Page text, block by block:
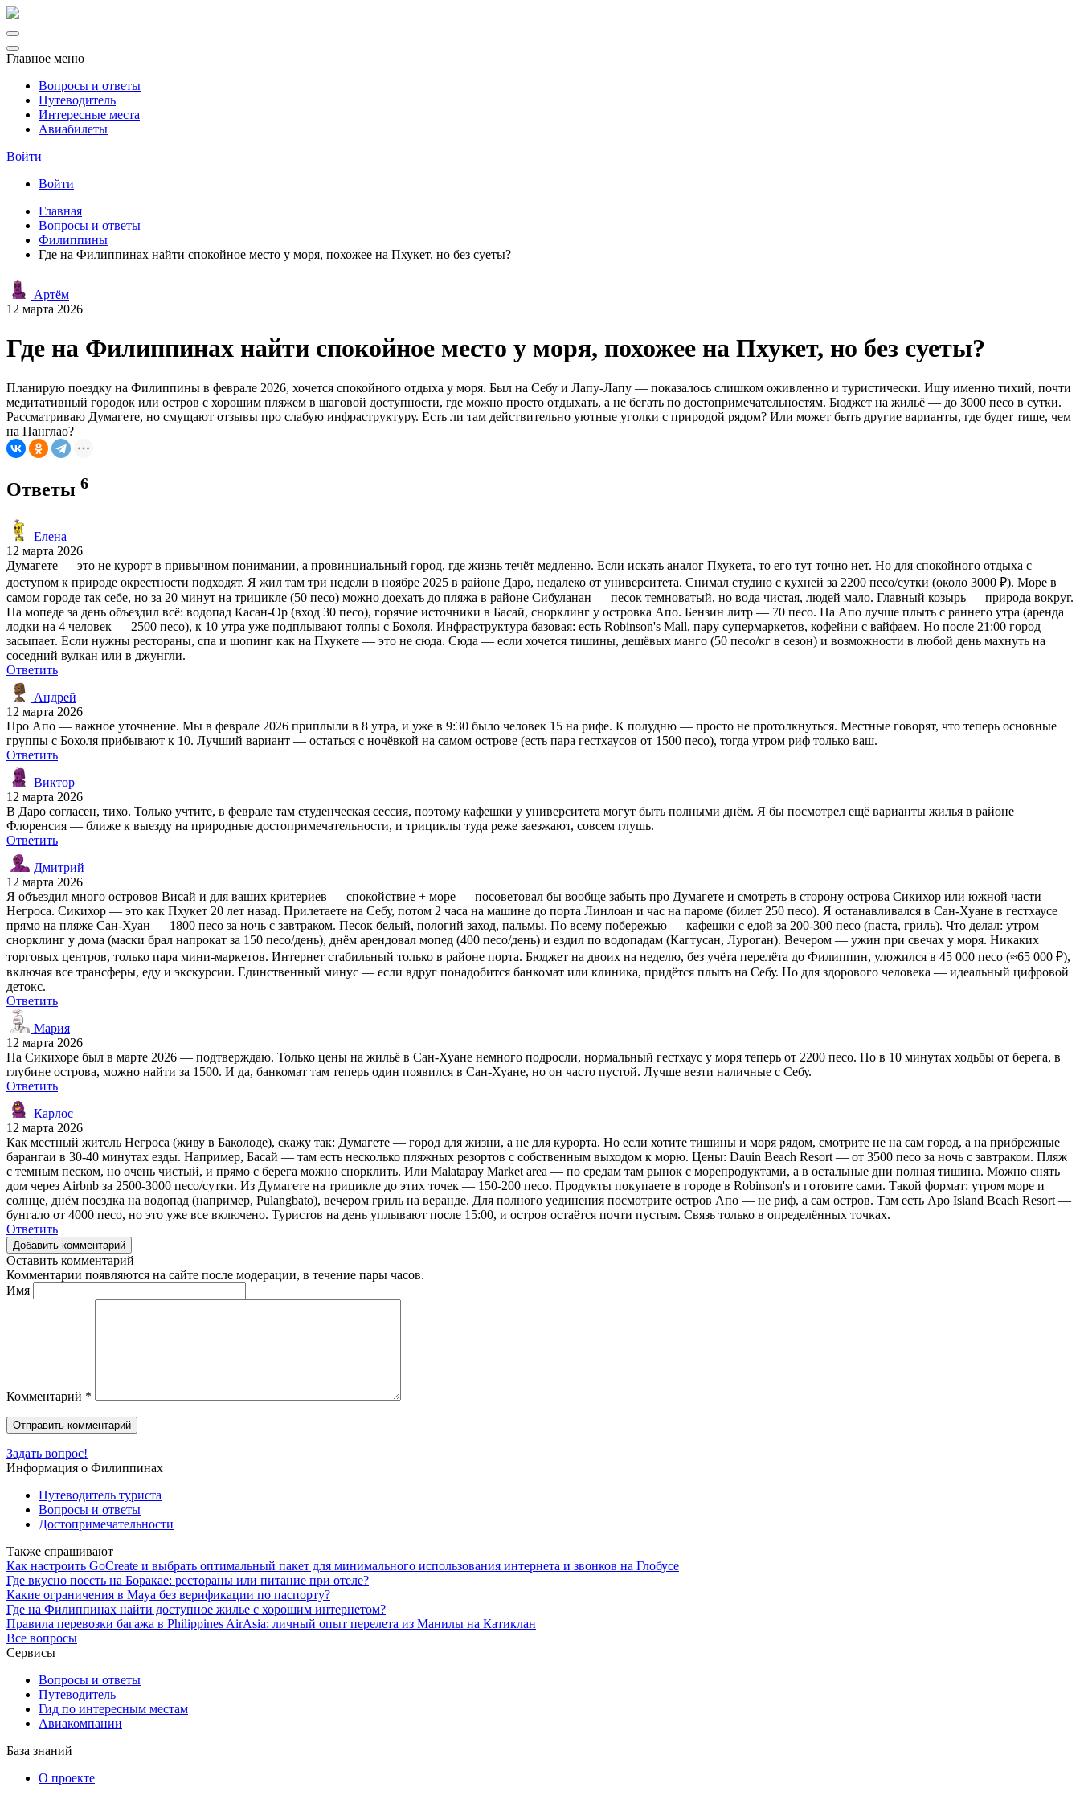
Главное меню
Вопросы и ответы
Путеводитель
Интересные места
Авиабилеты
Войти
Войти
Главная
Вопросы и ответы
Филиппины
Где на Филиппинах найти спокойное место у моря, похожее на Пхукет, но без суеты?
Артём
12 марта 2026
Где на Филиппинах найти спокойное место у моря, похожее на Пхукет, но без суеты?
Планирую поездку на Филиппины в феврале 2026, хочется спокойного отдыха у моря. Был на Себу и Лапу-Лапу — показалось слишком оживленно и туристически. Ищу именно тихий, почти
медитативный городок или остров с хорошим пляжем в шаговой доступности, где можно просто отдыхать, а не бегать по достопримечательностям. Бюджет на жильё — до 3000 песо в сутки.
Рассматриваю Думагете, но смущают отзывы про слабую инфраструктуру. Есть ли там действительно уютные уголки с природой рядом? Или может быть другие варианты, где будет тише, чем
на Панглао?
Ответы 6
Елена
12 марта 2026
Думагете — это не курорт в привычном понимании, а провинциальный город, где жизнь течёт медленно. Если искать аналог Пхукета, то его тут точно нет. Но для спокойного отдыха с
доступом к природе окрестности подходят. Я жил там три недели в ноябре 2025 в районе Даро, недалеко от университета. Снимал студию с кухней за 2200 песо/сутки (около 3000 ₽). Море в
самом городе так себе, но за 20 минут на трицикле (50 песо) можно доехать до пляжа в районе Сибуланан — песок темноватый, но вода чистая, людей мало. Главный козырь — природа вокруг.
На мопеде за день объездил всё: водопад Касан-Ор (вход 30 песо), горячие источники в Басай, снорклинг у островка Апо. Бензин литр — 70 песо. На Апо лучше плыть с раннего утра (аренда
лодки на 4 человек — 2500 песо), к 10 утра уже подплывают толпы с Бохоля. Инфраструктура базовая: есть Robinson's Mall, пару супермаркетов, кофейни с вайфаем. Но после 21:00 город
засыпает. Если нужны рестораны, спа и шопинг как на Пхукете — это не сюда. Сюда — если хочется тишины, дешёвых манго (50 песо/кг в сезон) и возможности в любой день махнуть на
соседний вулкан или в джунгли.
Ответить
Андрей
12 марта 2026
Про Апо — важное уточнение. Мы в феврале 2026 приплыли в 8 утра, и уже в 9:30 было человек 15 на рифе. К полудню — просто не протолкнуться. Местные говорят, что теперь основные
группы с Бохоля прибывают к 10. Лучший вариант — остаться с ночёвкой на самом острове (есть пара гестхаусов от 1500 песо), тогда утром риф только ваш.
Ответить
Виктор
12 марта 2026
В Даро согласен, тихо. Только учтите, в феврале там студенческая сессия, поэтому кафешки у университета могут быть полными днём. Я бы посмотрел ещё варианты жилья в районе
Флоренсия — ближе к выезду на природные достопримечательности, и трициклы туда реже заезжают, совсем глушь.
Ответить
Дмитрий
12 марта 2026
Я объездил много островов Висай и для ваших критериев — спокойствие + море — посоветовал бы вообще забыть про Думагете и смотреть в сторону острова Сикихор или южной части
Негроса. Сикихор — это как Пхукет 20 лет назад. Прилетаете на Себу, потом 2 часа на машине до порта Линлоан и час на пароме (билет 250 песо). Я останавливался в Сан-Хуане в гестхаусе
прямо на пляже Сан-Хуан — 1800 песо за ночь с завтраком. Песок белый, пологий заход, пальмы. По всему побережью — кафешки с едой за 200-300 песо (паста, гриль). Что делал: утром
снорклинг у дома (маски брал напрокат за 150 песо/день), днём арендовал мопед (400 песо/день) и ездил по водопадам (Кагтусан, Луроган). Вечером — ужин при свечах у моря. Никаких
торговых центров, только пара мини-маркетов. Интернет стабильный только в районе порта. Бюджет на двоих на неделю, без учёта перелёта до Филиппин, уложился в 45 000 песо (≈65 000 ₽),
включая все трансферы, еду и экскурсии. Единственный минус — если вдруг понадобится банкомат или клиника, придётся плыть на Себу. Но для здорового человека — идеальный цифровой
детокс.
Ответить
Мария
12 марта 2026
На Сикихоре был в марте 2026 — подтверждаю. Только цены на жильё в Сан-Хуане немного подросли, нормальный гестхаус у моря теперь от 2200 песо. Но в 10 минутах ходьбы от берега, в
глубине острова, можно найти за 1500. И да, банкомат там теперь один появился в Сан-Хуане, но он часто пустой. Лучше везти наличные с Себу.
Ответить
Карлос
12 марта 2026
Как местный житель Негроса (живу в Баколоде), скажу так: Думагете — город для жизни, а не для курорта. Но если хотите тишины и моря рядом, смотрите не на сам город, а на прибрежные
барангаи в 30-40 минутах езды. Например, Басай — там есть несколько пляжных резортов с собственным выходом к морю. Цены: Dauin Beach Resort — от 3500 песо за ночь с завтраком. Пляж
с темным песком, но очень чистый, и прямо с берега можно снорклить. Или Malatapay Market area — по средам там рынок с морепродуктами, а в остальные дни полная тишина. Можно снять
дом через Airbnb за 2500-3000 песо/сутки. Из Думагете на трицикле до этих точек — 150-200 песо. Продукты покупаете в городе в Robinson's и готовите сами. Такой формат: утром море и
солнце, днём поездка на водопад (например, Pulangbato), вечером гриль на веранде. Для полного уединения посмотрите остров Апо — не риф, а сам остров. Там есть Apo Island Beach Resort —
бунгало от 4000 песо, но это уже все включено. Туристов на день уплывают после 15:00, и остров остаётся почти пустым. Связь только в определённых точках.
Ответить
Добавить комментарий
Оставить комментарий
Комментарии появляются на сайте после модерации, в течение пары часов.
Имя
Комментарий *
Задать вопрос!
Информация о Филиппинах
Путеводитель туриста
Вопросы и ответы
Достопримечательности
Также спрашивают
Как настроить GoCreate и выбрать оптимальный пакет для минимального использования интернета и звонков на Глобусе
Где вкусно поесть на Боракае: рестораны или питание при отеле?
Какие ограничения в Maya без верификации по паспорту?
Где на Филиппинах найти доступное жилье с хорошим интернетом?
Правила перевозки багажа в Philippines AirAsia: личный опыт перелета из Манилы на Катиклан
Все вопросы
Сервисы
Вопросы и ответы
Путеводитель
Гид по интересным местам
Авиакомпании
База знаний
О проекте